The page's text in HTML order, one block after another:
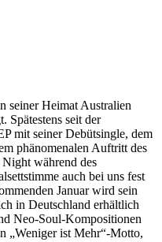
seiner Heimat Australien
Spätestens seit der
mit seiner Debütsingle, dem
phänomenalen Auftritt des
während des
auch bei uns fest
Januar wird sein
in Deutschland erhältlich
Neo-Soul-Kompositionen
„Weniger ist Mehr“-Motto,